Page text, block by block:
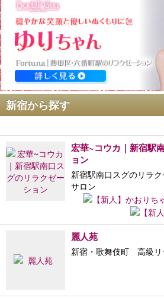
新宿から探す
宏華~コウカ｜新宿駅
ョン
新宿駅南口スグのリラ
サロン
麗人苑
新宿・歌舞伎町 高級リ